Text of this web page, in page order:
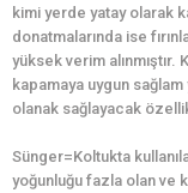
kimi yerde yatay olarak
donatmalarında ise
yüksek verim
kapamaya uygun
olanak sağlayacak
Sünger=Koltukta
yoğunluğu fazla olan ve